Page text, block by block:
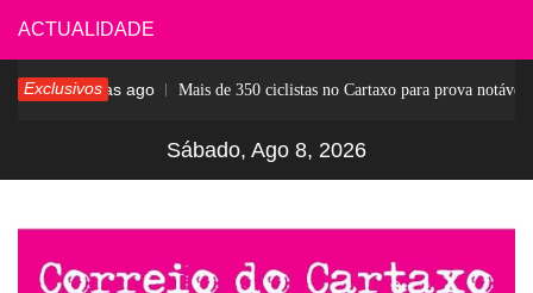
Skip
to
content
ACTUALIDADE
Exclusivos6 dias ago Mais de 350 ciclistas no Cartaxo para prova notável
Sábado, Ago 8, 2026